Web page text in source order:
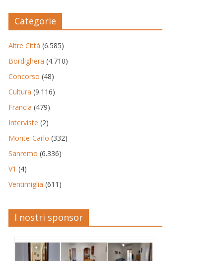
Categorie
Altre Città (6.585)
Bordighera (4.710)
Concorso (48)
Cultura (9.116)
Francia (479)
Interviste (2)
Monte-Carlo (332)
Sanremo (6.336)
V1 (4)
Ventimiglia (611)
I nostri sponsor